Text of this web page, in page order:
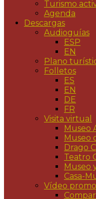
Turismo
Agenda
Descargas
Audioguías
ESP
EN
Plano
Folletos
ES
EN
DE
FR
Visita virtual
Museo
Museo
Drago
Teatro
Museo
Casa-
Vídeo